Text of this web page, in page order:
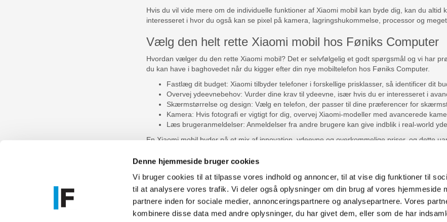
Denne hjemmeside bruger cookies
Vi bruger cookies til at tilpasse vores indhold og annoncer, til at vise dig funktioner til
til at analysere vores trafik. Vi deler også oplysninger om din brug af vores hjemmeside
partnere inden for sociale medier, annonceringspartnere og analysepartnere. Vores
kombinere disse data med andre oplysninger, du har givet dem, eller som de har
Hvis du vil vide mere om de individuelle funktioner af Xiaomi mobil kan byde dig, kan du altid
interesseret i hvor du også kan se pixel på kamera, lagringshukommelse, processor og
Vælg den helt rette Xiaomi mobil hos Føniks Computer
Hvordan vælger du den rette Xiaomi mobil? Det er selvfølgelig et godt spørgsmål og vi har
du kan have i baghovedet når du kigger efter din nye mobiltelefon hos Føniks Computer.
Fastlæg dit budget: Xiaomi tilbyder telefoner i forskellige prisklasser, så identificer dit
Overvej ydeevnebehov: Vurder dine krav til ydeevne, især hvis du er interesseret i
Skærmstørrelse og design: Vælg en telefon, der passer til dine præferencer for
Kamera: Hvis fotografi er vigtigt for dig, overvej Xiaomi-modeller med avancerede
Læs brugeranmeldelser: Anmeldelser fra andre brugere kan give indblik i real-world
En Xiaomi mobil byder på et mix af innovation, ydeevne og overkommelige priser, og dette
mobiltelefonerfra Xiaomi, så du kan finde den der passer til dine ønsker.
Føniks Computer Aarhus
CVR.: 26208637
Anelystparken 33B, 8381 Tilst
Generelle henvendelser:
kontakt@fcomputer.dk
Service- og